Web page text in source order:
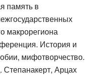
память в
макрорегиона
История и
мифотворчество.
Арцах